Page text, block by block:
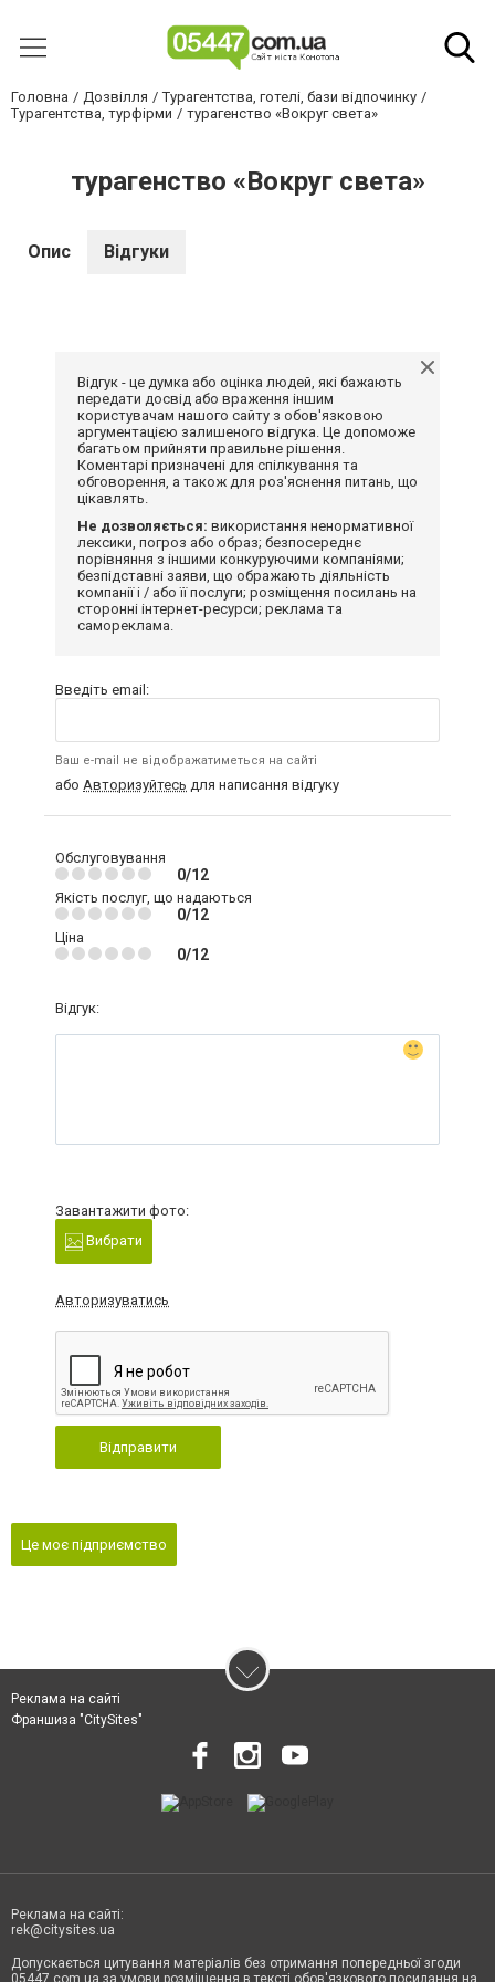
Головна Дозвілля
Турагентства, готелі, бази відпочинку
Турагентства, турфірми
турагенство «Вокруг света»
турагенство «Вокруг света»
Опис Відгуки
Відгук - це думка або оцінка людей, які бажають
передати досвід або враження іншим
користувачам нашого сайту з обов'язковою
аргументацією залишеного відгука. Це допоможе
багатьом прийняти правильне рішення.
Коментарі призначені для спілкування та
обговорення, а також для роз'яснення питань, що
цікавлять.
Не дозволяється: використання ненормативної
лексики, погроз або образ; безпосереднє
порівняння з іншими конкуруючими компаніями;
безпідставні заяви, що ображають діяльність
компанії і / або її послуги; розміщення посилань на
сторонні інтернет-ресурси; реклама та
самореклама.
Введіть email:
Ваш e-mail не відображатиметься на сайті
або Авторизуйтесь для написання відгуку
Обслуговування
0/12
Якість послуг, що надаються
0/12
Ціна
0/12
Відгук:
Завантажити фото:
Вибрати
Авторизуватись
Відправити
Це моє підприємство
Реклама на сайті
Франшиза "CitySites"
Реклама на сайті:
rek@citysites.ua
Допускається цитування матеріалів без отримання попередньої згоди
05447.com.ua за умови розміщення в тексті обов'язкового посилання на